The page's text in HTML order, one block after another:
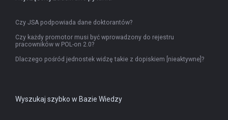
Czy JSA podpowiada dane doktorantów?
Czy każdy promotor musi być wprowadzony do rejestru
pracowników w POL-on 2.0?
Dlaczego pośród jednostek widzę takie z dopiskiem [nieaktywne]?
Wyszukaj szybko w Bazie Wiedzy